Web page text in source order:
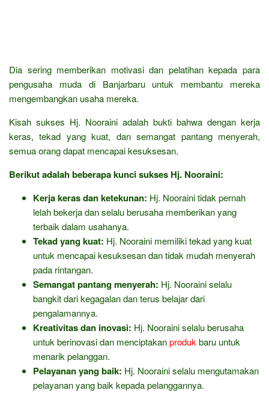
Dia sering memberikan motivasi dan pelatihan kepada para
pengusaha muda di Banjarbaru untuk membantu mereka
mengembangkan usaha mereka.
Kisah sukses Hj. Nooraini adalah bukti bahwa dengan kerja
keras, tekad yang kuat, dan semangat pantang menyerah,
semua orang dapat mencapai kesuksesan.
Berikut adalah beberapa kunci sukses Hj. Nooraini:
Kerja keras dan ketekunan: Hj. Nooraini tidak pernah
lelah bekerja dan selalu berusaha memberikan yang
terbaik dalam usahanya.
Tekad yang kuat: Hj. Nooraini memiliki tekad yang kuat
untuk mencapai kesuksesan dan tidak mudah menyerah
pada rintangan.
Semangat pantang menyerah: Hj. Nooraini selalu
bangkit dari kegagalan dan terus belajar dari
pengalamannya.
Kreativitas dan inovasi: Hj. Nooraini selalu berusaha
untuk berinovasi dan menciptakanprodukbaru untuk
menarik pelanggan.
Pelayanan yang baik: Hj. Nooraini selalu mengutamakan
pelayanan yang baik kepada pelanggannya.